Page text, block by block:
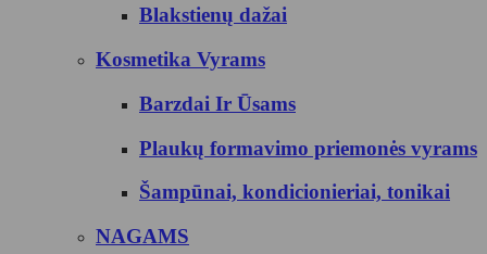
Blakstienų dažai
Kosmetika Vyrams
Barzdai Ir Ūsams
Plaukų formavimo priemonės vyrams
Šampūnai, kondicionieriai, tonikai
NAGAMS